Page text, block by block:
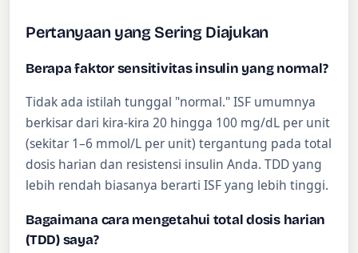
Pertanyaan yang Sering Diajukan
Berapa faktor sensitivitas insulin yang normal?
Tidak ada istilah tunggal "normal." ISF umumnya
berkisar dari kira-kira 20 hingga 100 mg/dL per unit
(sekitar 1–6 mmol/L per unit) tergantung pada total
dosis harian dan resistensi insulin Anda. TDD yang
lebih rendah biasanya berarti ISF yang lebih tinggi.
Bagaimana cara mengetahui total dosis harian
(TDD) saya?